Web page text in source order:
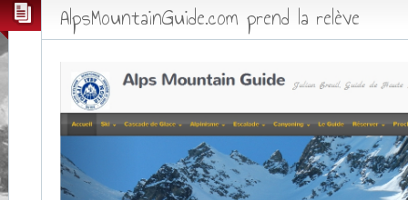
AlpsMountainGuide.com prend la relève